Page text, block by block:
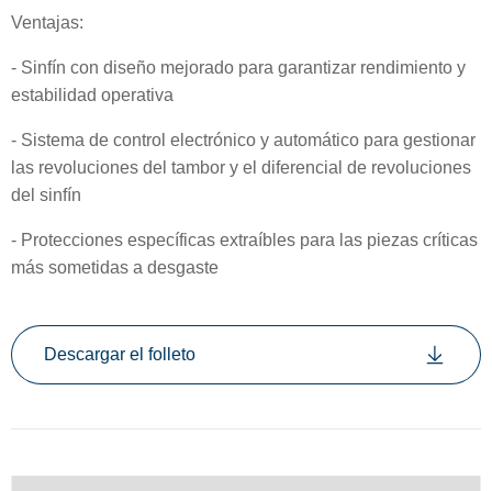
Ventajas:
- Sinfín con diseño mejorado para garantizar rendimiento y
estabilidad operativa
- Sistema de control electrónico y automático para gestionar
las revoluciones del tambor y el diferencial de revoluciones
del sinfín
- Protecciones específicas extraíbles para las piezas críticas
más sometidas a desgaste
Descargar el folleto